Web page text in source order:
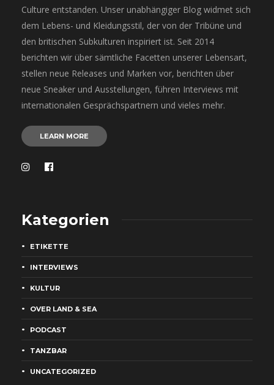
Culture entstanden. Unser unabhängiger Blog widmet sich
dem Lebens- und Kleidungsstil, der von der Tribüne und
den britischen Subkulturen inspiriert ist. Seit 2014
berichten wir über sämtliche Facetten unserer Lebensart,
stellen neue Releases und Marken vor, berichten über
neue Sneaker und Ausstellungen, führen Interviews mit
internationalen Gesprächspartnern und vieles mehr.
LEARN MORE
Kategorien
ETIKETTE
INTERVIEWS
KULTUR
OVER LAND & SEA
PODCAST
TANZBAR
UNCATEGORIZED